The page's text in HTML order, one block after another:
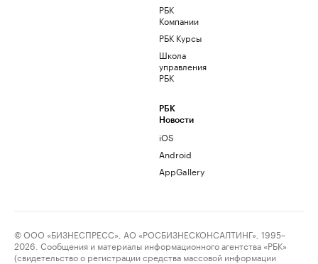
РБК
Компании
РБК Курсы
Школа
управления
РБК
РБК
Новости
iOS
Android
AppGallery
© ООО «БИЗНЕСПРЕСС», АО «РОСБИЗНЕСКОНСАЛТИНГ», 1995–
2026. Сообщения и материалы информационного агентства «РБК»
(свидетельство о регистрации средства массовой информации